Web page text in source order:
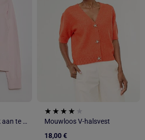
Basic vest - makkelijk aan te trekken collectie
Mouwloos V-halsvest
18,00 €